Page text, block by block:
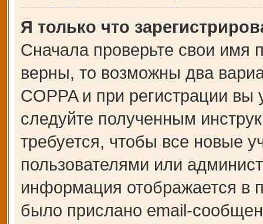
Я только что
Сначала проверьте свои имя
верны, то возможны два
COPPA и при регистрации вы
следуйте полученным
требуется, чтобы все новые
пользователями или
информация отображается в
было прислано email-